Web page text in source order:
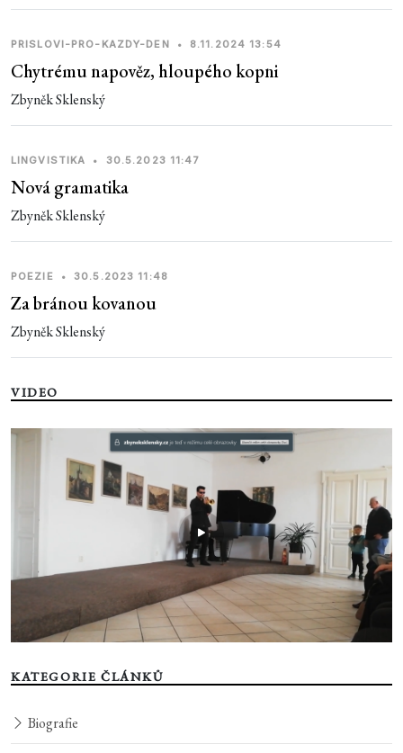
PRISLOVI-PRO-KAZDY-DEN • 8.11.2024 13:54
Chytrému napověz, hloupého kopni
Zbyněk Sklenský
LINGVISTIKA • 30.5.2023 11:47
Nová gramatika
Zbyněk Sklenský
POEZIE • 30.5.2023 11:48
Za bránou kovanou
Zbyněk Sklenský
VIDEO
KATEGORIE ČLÁNKŮ
Biografie